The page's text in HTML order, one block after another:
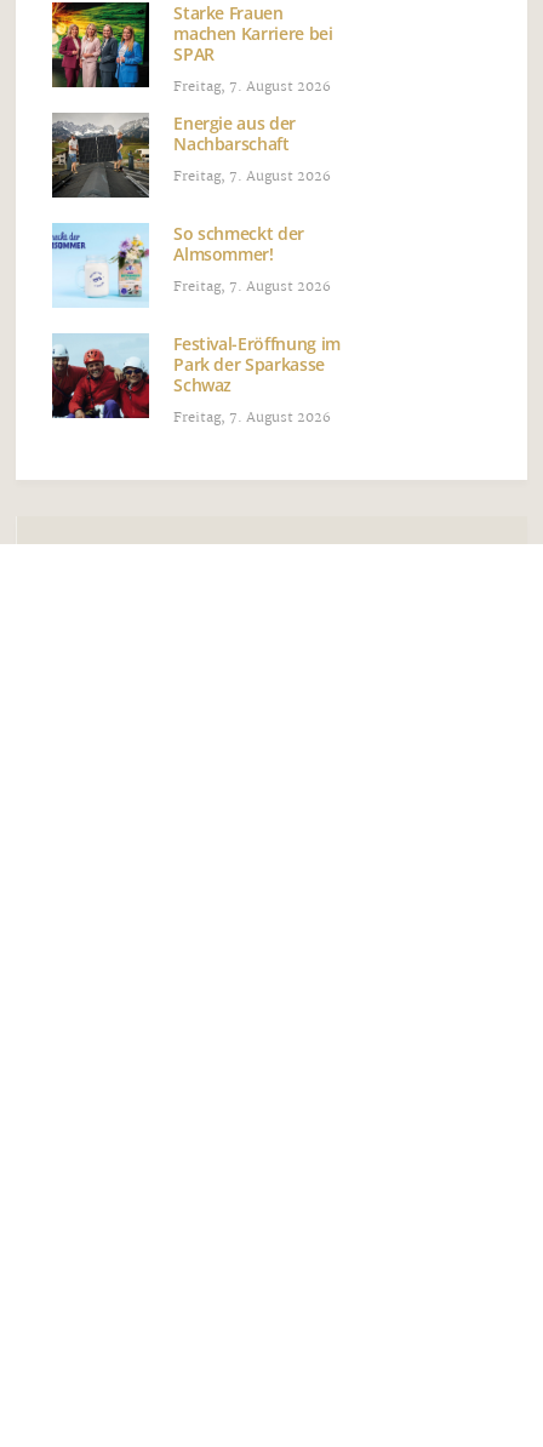
Starke Frauen
machen Karriere bei
SPAR
Freitag, 7. August 2026
Energie aus der
Nachbarschaft
Freitag, 7. August 2026
So schmeckt der
Almsommer!
Freitag, 7. August 2026
Festival-Eröffnung im
Park der Sparkasse
Schwaz
Freitag, 7. August 2026